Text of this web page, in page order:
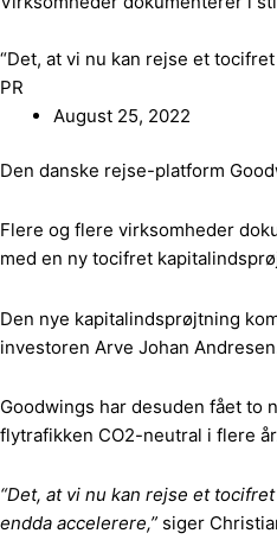
“Det, at vi nu kan rejse et
PR
August 25, 2022
Den danske rejse-platform
Flere og flere virksomheder
med en ny tocifret
Den nye kapitalindsprøjtning
investoren Arve Johan
Goodwings har desuden fået
flytrafikken CO2-neutral i flere
“Det, at vi nu kan rejse et
endda accelerere,” siger